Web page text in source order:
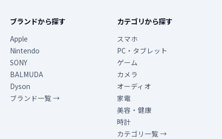
ブランドから探す
Apple
Nintendo
SONY
BALMUDA
Dyson
ブランド一覧 →
カテゴリから探す
スマホ
PC・タブレット
ゲーム
カメラ
オーディオ
家電
美容・健康
時計
カテゴリ一覧 →